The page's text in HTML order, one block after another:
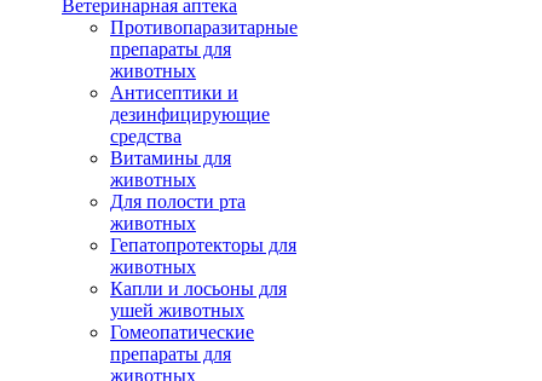
Ветеринарная аптека
Противопаразитарные
препараты для
животных
Антисептики и
дезинфицирующие
средства
Витамины для
животных
Для полости рта
животных
Гепатопротекторы для
животных
Капли и лосьоны для
ушей животных
Гомеопатические
препараты для
животных